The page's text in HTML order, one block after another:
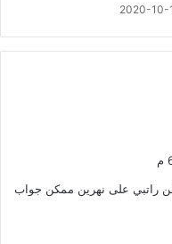
2020-10-
راتبي على نهرين ممكن جواب